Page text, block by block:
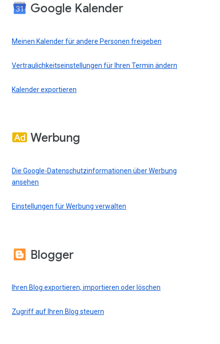
Google Kalender
Meinen Kalender für andere Personen freigeben
Vertraulichkeitseinstellungen für Ihren Termin ändern
Kalender exportieren
Werbung
Die Google-Datenschutzinformationen über Werbung
ansehen
Einstellungen für Werbung verwalten
Blogger
Ihren Blog exportieren, importieren oder löschen
Zugriff auf Ihren Blog steuern